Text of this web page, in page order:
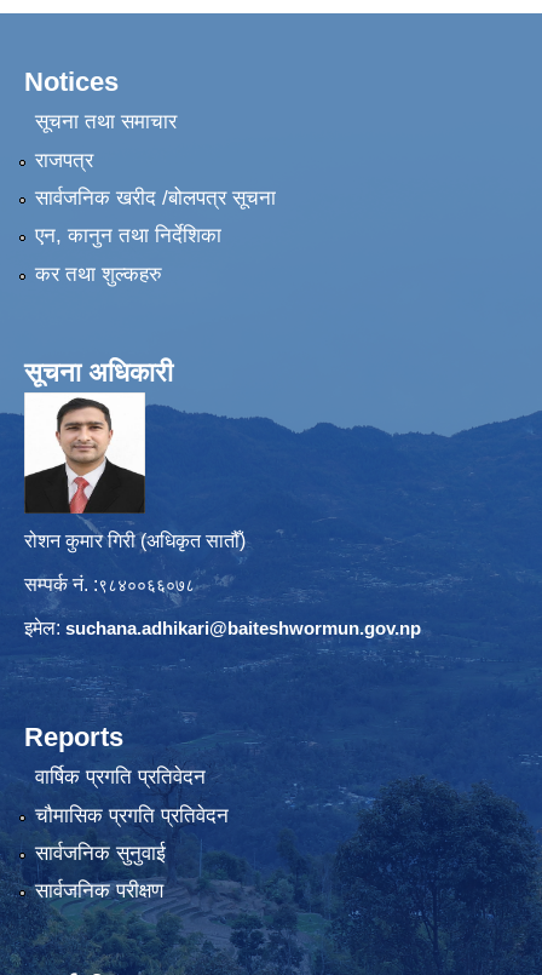
Notices
सूचना तथा समाचार
राजपत्र
सार्वजनिक खरीद /बोलपत्र सूचना
एन, कानुन तथा निर्देशिका
कर तथा शुल्कहरु
सूचना अधिकारी
रोशन कुमार गिरी (अधिकृत सातौँ)
सम्पर्क नं. :९८४००६६०७८
इमेल: suchana.adhikari@baiteshwormun.gov.np
Reports
वार्षिक प्रगति प्रतिवेदन
चौमासिक प्रगति प्रतिवेदन
सार्वजनिक सुनुवाई
सार्वजनिक परीक्षण